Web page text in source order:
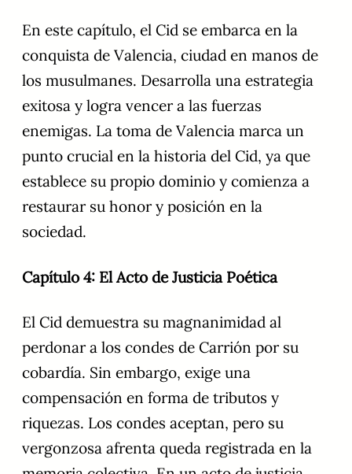
En este capítulo, el Cid se embarca en la
conquista de Valencia, ciudad en manos de
los musulmanes. Desarrolla una estrategia
exitosa y logra vencer a las fuerzas
enemigas. La toma de Valencia marca un
punto crucial en la historia del Cid, ya que
establece su propio dominio y comienza a
restaurar su honor y posición en la
sociedad.
Capítulo 4: El Acto de Justicia Poética
El Cid demuestra su magnanimidad al
perdonar a los condes de Carrión por su
cobardía. Sin embargo, exige una
compensación en forma de tributos y
riquezas. Los condes aceptan, pero su
vergonzosa afrenta queda registrada en la